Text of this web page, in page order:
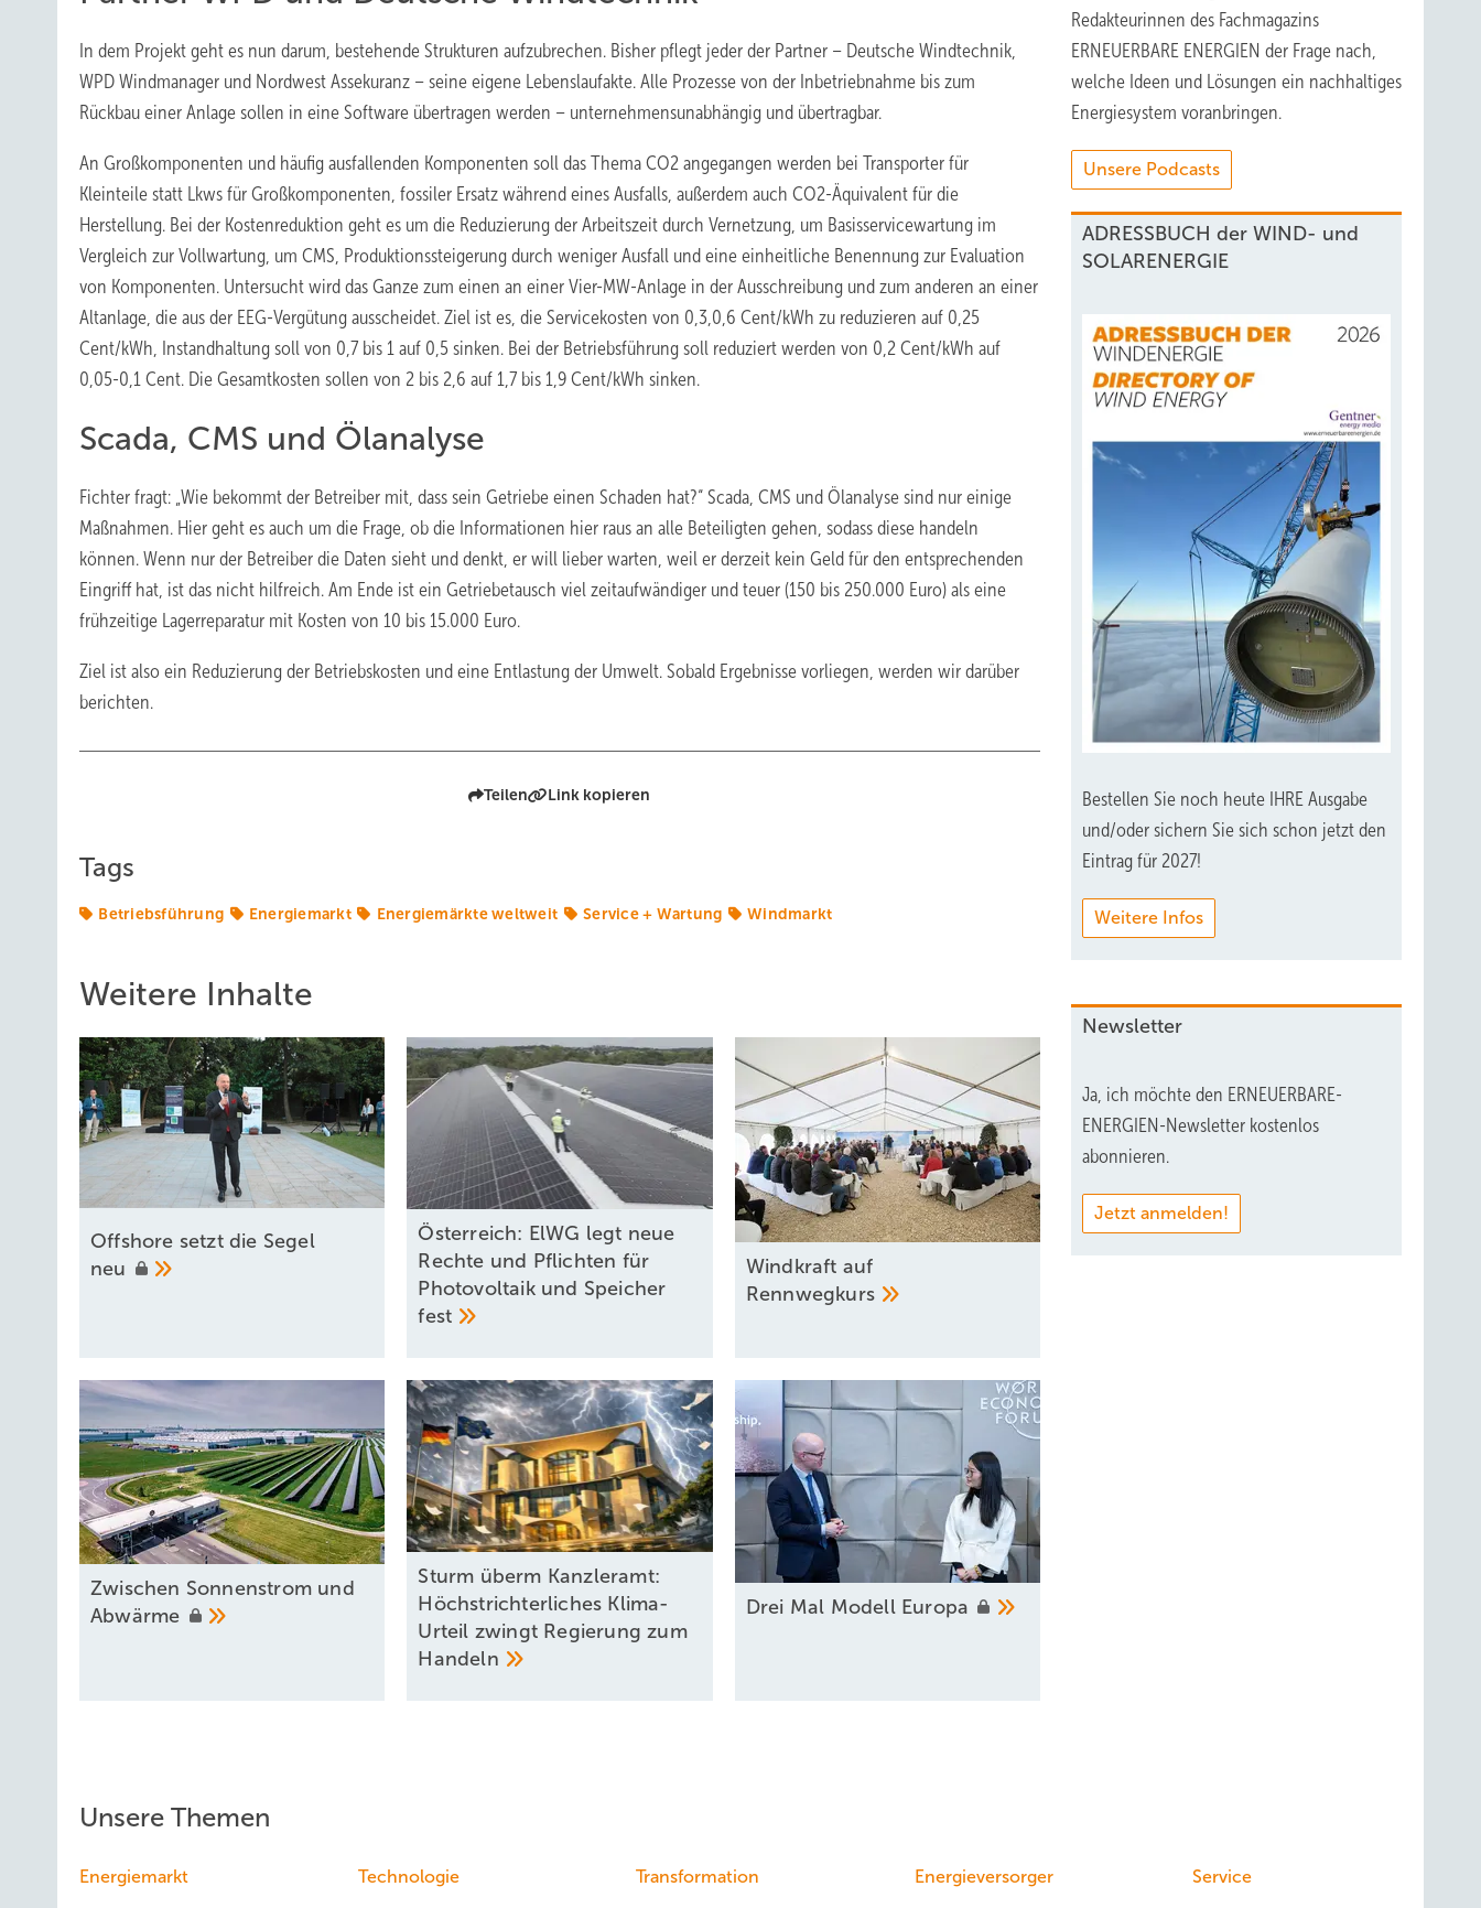
In dem Projekt geht es nun darum, bestehende Strukturen aufzubrechen. Bisher pflegt jeder der Partner – Deutsche Windtechnik,
WPD Windmanager und Nordwest Assekuranz – seine eigene Lebenslaufakte. Alle Prozesse von der Inbetriebnahme bis zum
Rückbau einer Anlage sollen in eine Software übertragen werden – unternehmensunabhängig und übertragbar.
An Großkomponenten und häufig ausfallenden Komponenten soll das Thema CO2 angegangen werden bei Transporter für
Kleinteile statt Lkws für Großkomponenten, fossiler Ersatz während eines Ausfalls, außerdem auch CO2-Äquivalent für die
Herstellung. Bei der Kostenreduktion geht es um die Reduzierung der Arbeitszeit durch Vernetzung, um Basisservicewartung im
Vergleich zur Vollwartung, um CMS, Produktionssteigerung durch weniger Ausfall und eine einheitliche Benennung zur Evaluation
von Komponenten. Untersucht wird das Ganze zum einen an einer Vier-MW-Anlage in der Ausschreibung und zum anderen an einer
Altanlage, die aus der EEG-Vergütung ausscheidet. Ziel ist es, die Servicekosten von 0,3,0,6 Cent/kWh zu reduzieren auf 0,25
Cent/kWh, Instandhaltung soll von 0,7 bis 1 auf 0,5 sinken. Bei der Betriebsführung soll reduziert werden von 0,2 Cent/kWh auf
0,05-0,1 Cent. Die Gesamtkosten sollen von 2 bis 2,6 auf 1,7 bis 1,9 Cent/kWh sinken.
Scada, CMS und Ölanalyse
Fichter fragt: „Wie bekommt der Betreiber mit, dass sein Getriebe einen Schaden hat?“ Scada, CMS und Ölanalyse sind nur einige
Maßnahmen. Hier geht es auch um die Frage, ob die Informationen hier raus an alle Beteiligten gehen, sodass diese handeln
können. Wenn nur der Betreiber die Daten sieht und denkt, er will lieber warten, weil er derzeit kein Geld für den entsprechenden
Eingriff hat, ist das nicht hilfreich. Am Ende ist ein Getriebetausch viel zeitaufwändiger und teuer (150 bis 250.000 Euro) als eine
frühzeitige Lagerreparatur mit Kosten von 10 bis 15.000 Euro.
Ziel ist also ein Reduzierung der Betriebskosten und eine Entlastung der Umwelt. Sobald Ergebnisse vorliegen, werden wir darüber
berichten.
Teilen Link kopieren
Tags
Betriebsführung Energiemarkt Energiemärkte weltweit Service + Wartung Windmarkt
Weitere Inhalte
Offshore setzt die Segel
neu
Österreich: ElWG legt neue
Rechte und Pflichten für
Photovoltaik und Speicher
fest
Windkraft auf
Rennwegkurs
Zwischen Sonnenstrom und
Abwärme
Sturm überm Kanzleramt:
Höchstrichterliches Klima-
Urteil zwingt Regierung zum
Handeln
Drei Mal Modell Europa
Redakteurinnen des Fachmagazins
ERNEUERBARE ENERGIEN der Frage nach,
welche Ideen und Lösungen ein nachhaltiges
Energiesystem voranbringen.
Unsere Podcasts
ADRESSBUCH der WIND- und
SOLARENERGIE
Bestellen Sie noch heute IHRE Ausgabe
und/oder sichern Sie sich schon jetzt den
Eintrag für 2027!
Weitere Infos
Newsletter
Ja, ich möchte den ERNEUERBARE-
ENERGIEN-Newsletter kostenlos
abonnieren.
Jetzt anmelden!
Unsere Themen
Energiemarkt Technologie Transformation Energieversorger Service